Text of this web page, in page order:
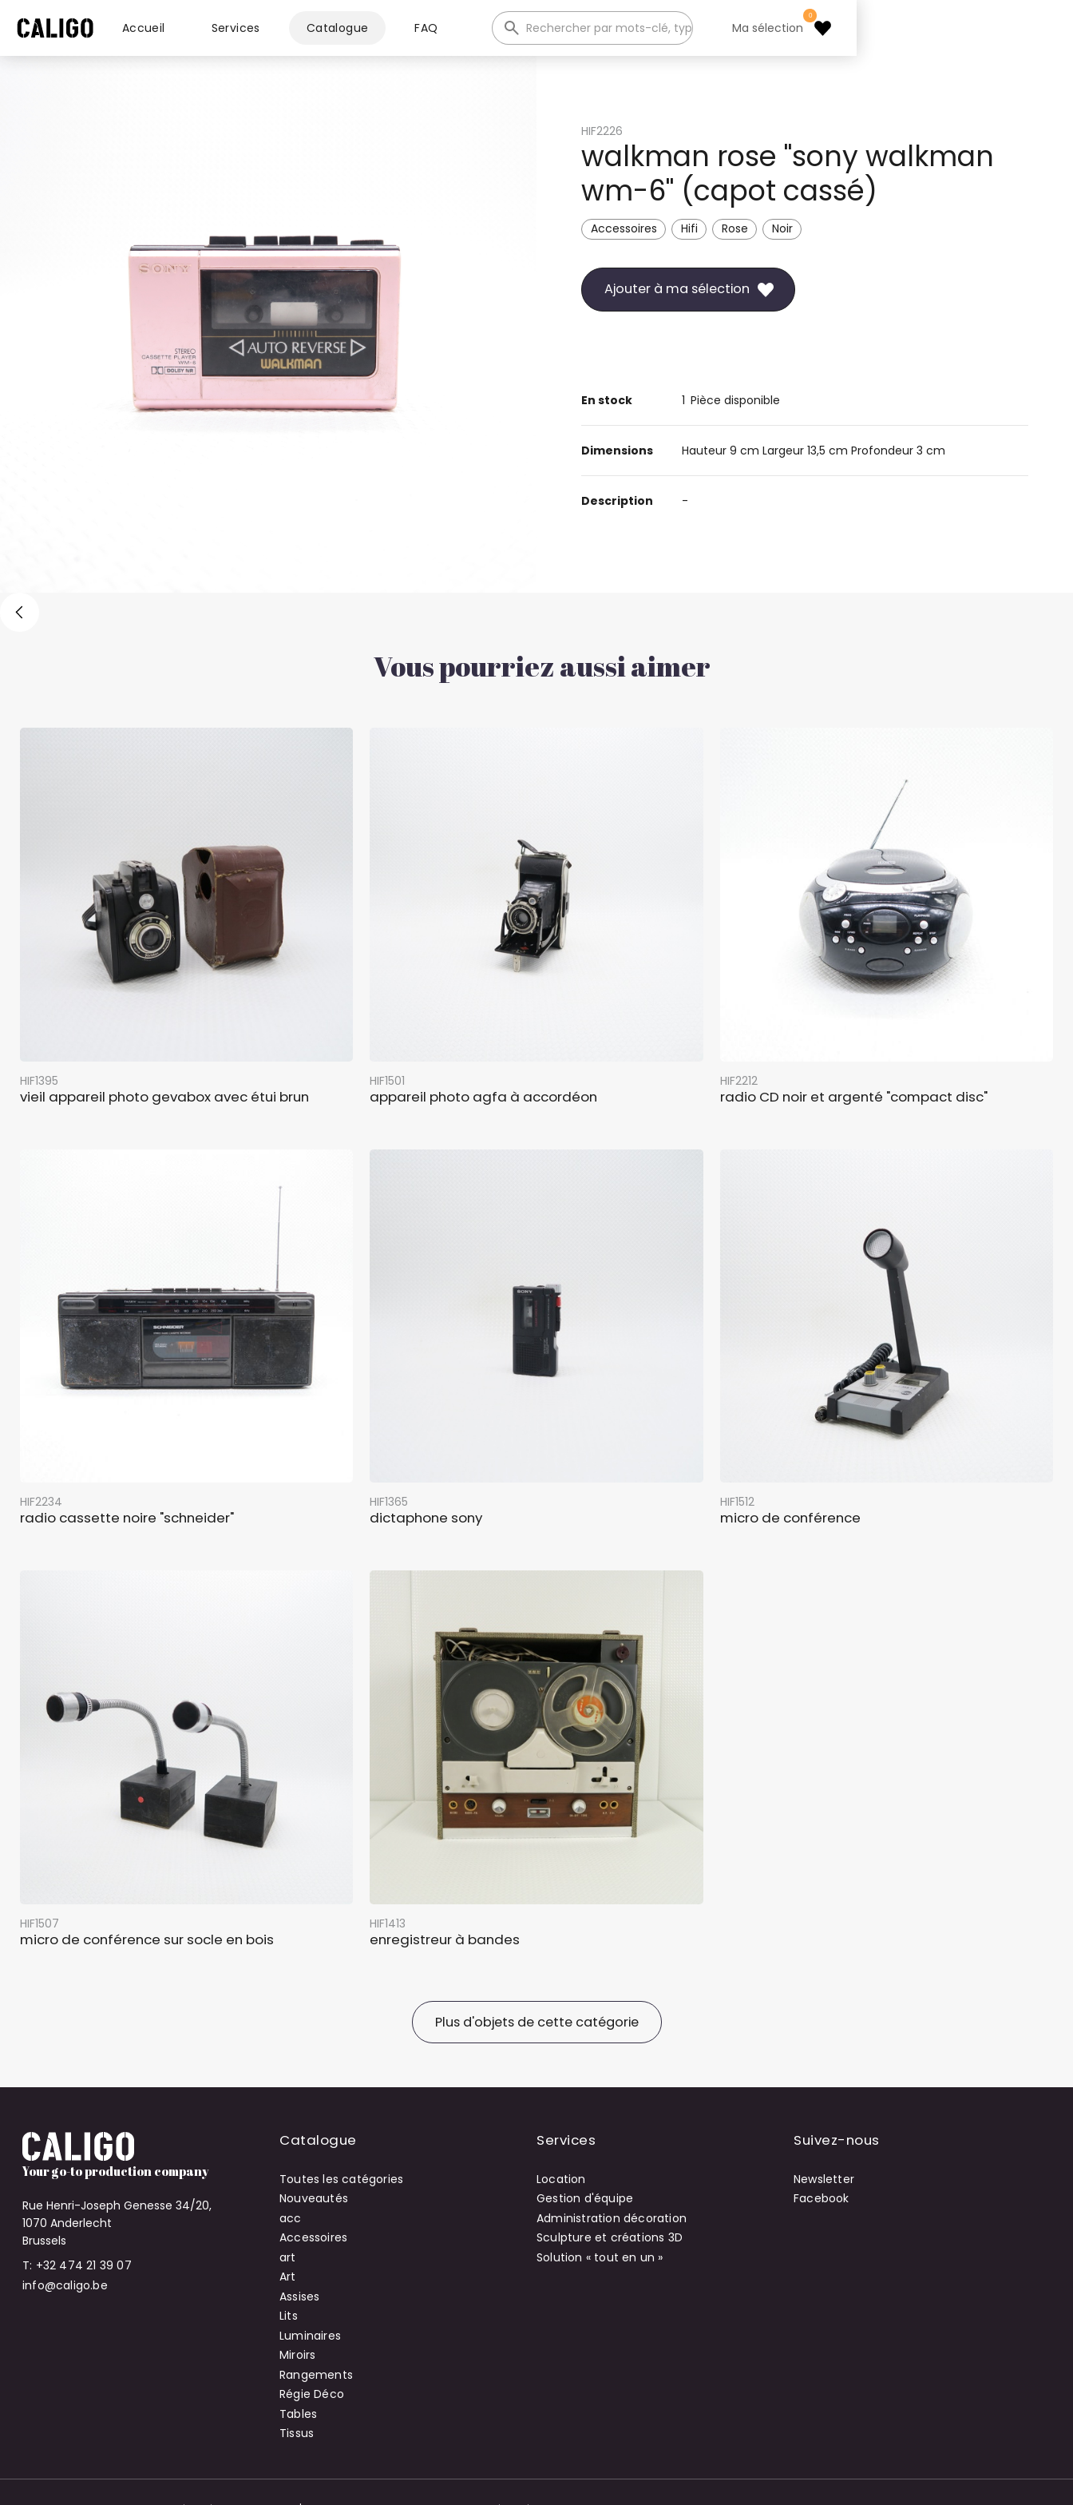
Accueil Services Catalogue FAQ Ma sélection
0
HIF2226
walkman rose "sony walkman
wm-6" (capot cassé)
Accessoires Hifi Rose Noir
Ajouter à ma sélection
En stock 1 Pièce disponible
Dimensions Hauteur 9 cm Largeur 13,5 cm Profondeur 3 cm
Description -
Vous pourriez aussi aimer
HIF1395
vieil appareil photo gevabox avec étui brun
HIF1501
appareil photo agfa à accordéon
HIF2212
radio CD noir et argenté "compact disc"
HIF2234
radio cassette noire "schneider"
HIF1365
dictaphone sony
HIF1512
micro de conférence
HIF1507
micro de conférence sur socle en bois
HIF1413
enregistreur à bandes
Plus d'objets de cette catégorie
Your go-to production company
Rue Henri-Joseph Genesse 34/20,
1070 Anderlecht
Brussels
T: +32 474 21 39 07
info@caligo.be
Catalogue
Toutes les catégories
Nouveautés
acc
Accessoires
art
Art
Assises
Lits
Luminaires
Miroirs
Rangements
Régie Déco
Tables
Tissus
Services
Location
Gestion d'équipe
Administration décoration
Sculpture et créations 3D
Solution « tout en un »
Suivez-nous
Newsletter
Facebook